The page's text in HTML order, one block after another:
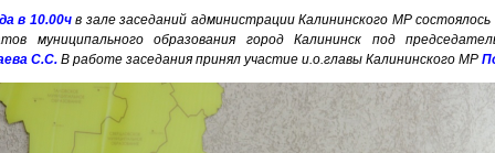
в 10.00чв зале заседаний администрации Калининского МР состоялось
муниципального образования город Калининск под
С.С. В работе заседания принял участие и.о.главы Калининского МР